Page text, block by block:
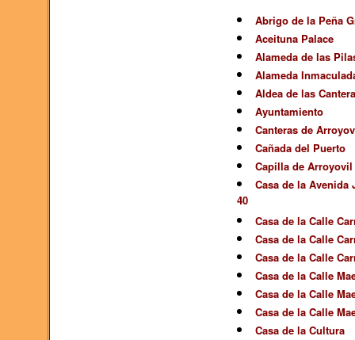
Abrigo de la Peña
Aceituna Palace
Alameda de las
Alameda
Aldea de las
Ayuntamiento
Canteras de
Cañada del Puerto
Capilla de
Casa de la Avenida
40
Casa de la Calle
Casa de la Calle
Casa de la Calle
Casa de la Calle
Casa de la Calle
Casa de la Calle
Casa de la Cultura